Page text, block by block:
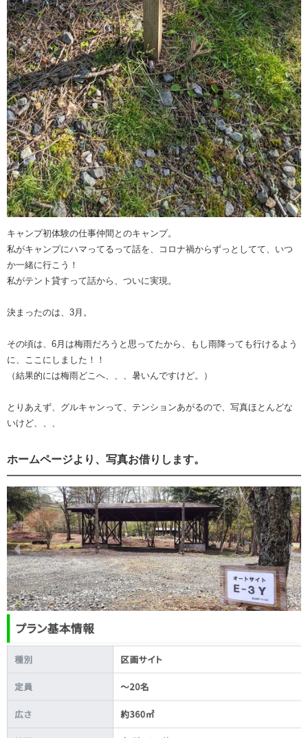
キャンプ初体験の仕事仲間とのキャンプ。
私がキャンプにハマってるって話を、コロナ禍からずっとしてて、いつ
か一緒に行こう！
私がテント貸すって話から、ついに実現。
決まったのは、3月。
その頃は、6月は梅雨だろうと思ってたから、もし雨降っても行けるよう
に、ここにしました！！
（結果的には梅雨どこへ、、、暑いんですけど。）
とりあえず、グルキャンって、テンションあがるので、写真ほとんどな
いけど、、、
ホームページより、写真お借りします。